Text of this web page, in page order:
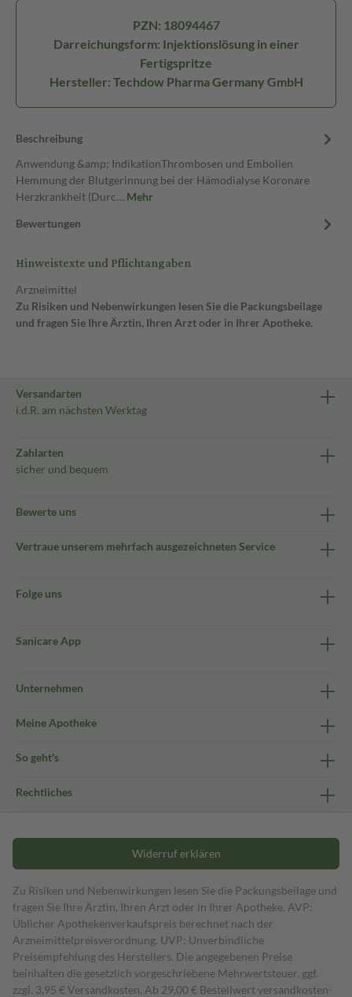
PZN: 18094467
Darreichungsform: Injektionslösung in einer
Fertigspritze
Hersteller: Techdow Pharma Germany GmbH
Beschreibung
Anwendung &amp; IndikationThrombosen und Embolien
Hemmung der Blutgerinnung bei der Hämodialyse Koronare
Herzkrankheit (Durc… Mehr
Bewertungen
Hinweistexte und Pflichtangaben
Arzneimittel
Zu Risiken und Nebenwirkungen lesen Sie die Packungsbeilage
und fragen Sie Ihre Ärztin, Ihren Arzt oder in Ihrer Apotheke.
Versandarten
i.d.R. am nächsten Werktag
Zahlarten
sicher und bequem
Bewerte uns
Vertraue unserem mehrfach ausgezeichneten Service
Folge uns
Sanicare App
Unternehmen
Meine Apotheke
So geht's
Rechtliches
Widerruf erklären
Zu Risiken und Nebenwirkungen lesen Sie die Packungsbeilage und
fragen Sie Ihre Ärztin, Ihren Arzt oder in Ihrer Apotheke. AVP:
Üblicher Apothekenverkaufspreis berechnet nach der
Arzneimittelpreisverordnung. UVP: Unverbindliche
Preisempfehlung des Herstellers. Die angegebenen Preise
beinhalten die gesetzlich vorgeschriebene Mehrwertsteuer, ggf.
zzgl. 3,95 € Versandkosten. Ab 29,00 € Bestell­wert versand­kosten­